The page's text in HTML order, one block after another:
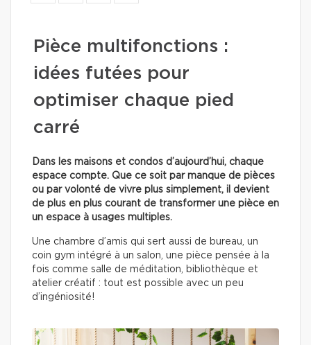
Pièce multifonctions :
idées futées pour
optimiser chaque pied
carré
Dans les maisons et condos d’aujourd’hui, chaque
espace compte. Que ce soit par manque de pièces
ou par volonté de vivre plus simplement, il devient
de plus en plus courant de transformer une pièce en
un espace à usages multiples.
Une chambre d’amis qui sert aussi de bureau, un
coin gym intégré à un salon, une pièce pensée à la
fois comme salle de méditation, bibliothèque et
atelier créatif : tout est possible avec un peu
d’ingéniosité!